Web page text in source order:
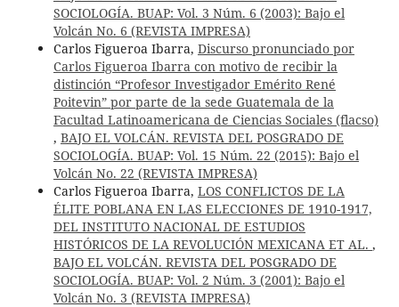
SOCIOLOGÍA. BUAP: Vol. 3 Núm. 6 (2003): Bajo el
Volcán No. 6 (REVISTA IMPRESA)
Carlos Figueroa Ibarra, Discurso pronunciado por
Carlos Figueroa Ibarra con motivo de recibir la
distinción “Profesor Investigador Emérito René
Poitevin” por parte de la sede Guatemala de la
Facultad Latinoamericana de Ciencias Sociales (flacso)
, BAJO EL VOLCÁN. REVISTA DEL POSGRADO DE
SOCIOLOGÍA. BUAP: Vol. 15 Núm. 22 (2015): Bajo el
Volcán No. 22 (REVISTA IMPRESA)
Carlos Figueroa Ibarra, LOS CONFLICTOS DE LA
ÉLITE POBLANA EN LAS ELECCIONES DE 1910-1917,
DEL INSTITUTO NACIONAL DE ESTUDIOS
HISTÓRICOS DE LA REVOLUCIÓN MEXICANA ET AL. ,
BAJO EL VOLCÁN. REVISTA DEL POSGRADO DE
SOCIOLOGÍA. BUAP: Vol. 2 Núm. 3 (2001): Bajo el
Volcán No. 3 (REVISTA IMPRESA)